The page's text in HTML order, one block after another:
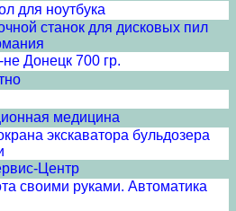
для ноутбука
станок для дисковых пил
Донецк 700 гр.
медицина
экскаватора бульдозера
Центр
своими руками. Автоматика